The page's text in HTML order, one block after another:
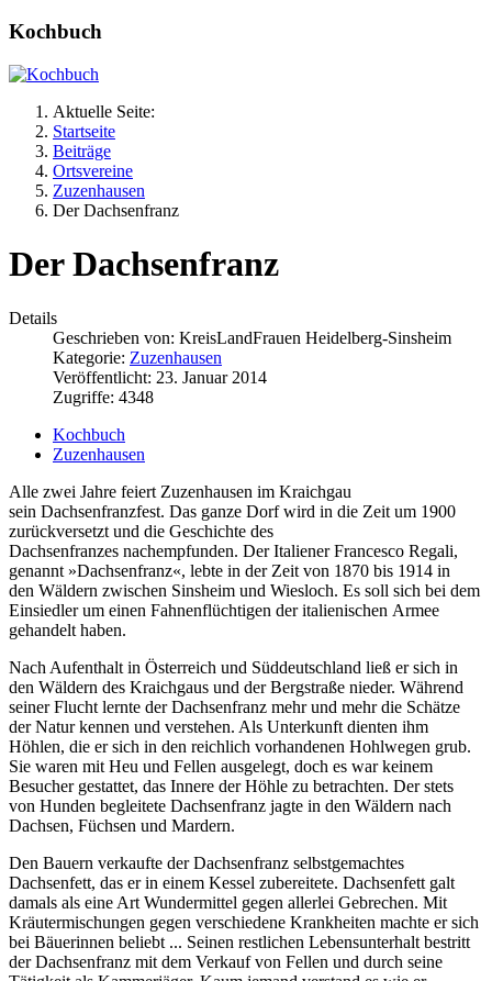
Kochbuch
Aktuelle Seite:
Startseite
Beiträge
Ortsvereine
Zuzenhausen
Der Dachsenfranz
Der Dachsenfranz
Details
Geschrieben von: KreisLandFrauen Heidelberg-Sinsheim
Kategorie: Zuzenhausen
Veröffentlicht: 23. Januar 2014
Zugriffe: 4348
Kochbuch
Zuzenhausen
Alle zwei Jahre feiert Zuzenhausen im Kraichgau
sein Dachsenfranzfest. Das ganze Dorf wird in die Zeit um 1900
zurückversetzt und die Geschichte des
Dachsenfranzes nachempfunden. Der Italiener Francesco Regali,
genannt »Dachsenfranz«, lebte in der Zeit von 1870 bis 1914 in
den Wäldern zwischen Sinsheim und Wiesloch. Es soll sich bei dem
Einsiedler um einen Fahnenflüchtigen der italienischen Armee
gehandelt haben.
Nach Aufenthalt in Österreich und Süddeutschland ließ er sich in
den Wäldern des Kraichgaus und der Bergstraße nieder. Während
seiner Flucht lernte der Dachsenfranz mehr und mehr die Schätze
der Natur kennen und verstehen. Als Unterkunft dienten ihm
Höhlen, die er sich in den reichlich vorhandenen Hohlwegen grub.
Sie waren mit Heu und Fellen ausgelegt, doch es war keinem
Besucher gestattet, das Innere der Höhle zu betrachten. Der stets
von Hunden begleitete Dachsenfranz jagte in den Wäldern nach
Dachsen, Füchsen und Mardern.
Den Bauern verkaufte der Dachsenfranz selbstgemachtes
Dachsenfett, das er in einem Kessel zubereitete. Dachsenfett galt
damals als eine Art Wundermittel gegen allerlei Gebrechen. Mit
Kräutermischungen gegen verschiedene Krankheiten machte er sich
bei Bäuerinnen beliebt ... Seinen restlichen Lebensunterhalt bestritt
der Dachsenfranz mit dem Verkauf von Fellen und durch seine